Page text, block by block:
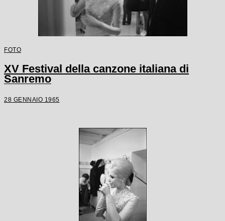
FOTO
XV Festival della canzone italiana di
Sanremo
28 GENNAIO 1965